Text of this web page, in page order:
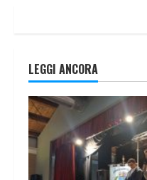
LEGGI ANCORA